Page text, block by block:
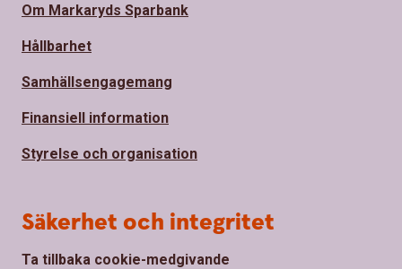
Om Markaryds Sparbank
Hållbarhet
Samhällsengagemang
Finansiell information
Styrelse och organisation
Säkerhet och integritet
Ta tillbaka cookie-medgivande